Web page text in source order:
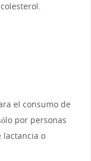
el consumo de
por personas
lactancia o